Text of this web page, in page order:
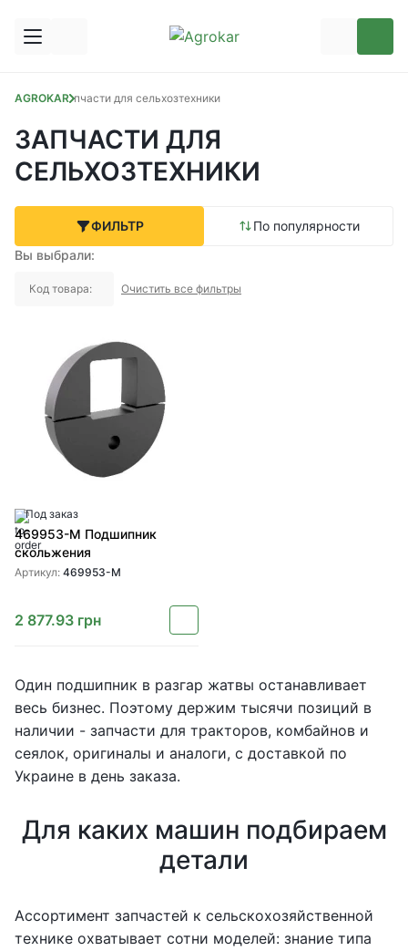
AGROKARЗапчасти для сельхозтехники
ЗАПЧАСТИ ДЛЯ
СЕЛЬХОЗТЕХНИКИ
ФИЛЬТР
По популярности
Вы выбрали:
Код товара: Очистить все фильтры
Под заказ
469953-M Подшипник
скольжения
Артикул: 469953-M
2 877.93 грн
Один подшипник в разгар жатвы останавливает
весь бизнес. Поэтому держим тысячи позиций в
наличии - запчасти для тракторов, комбайнов и
сеялок, оригиналы и аналоги, с доставкой по
Украине в день заказа.
Для каких машин подбираем
детали
Ассортимент запчастей к сельскохозяйственной
технике охватывает сотни моделей: знание типа